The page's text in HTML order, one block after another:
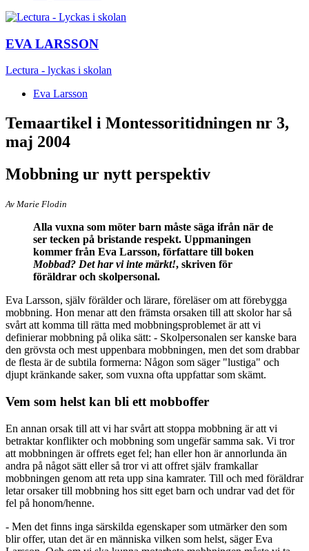
EVA LARSSON
Lectura - lyckas i skolan
Eva Larsson
Temaartikel i Montessoritidningen nr 3,
maj 2004
Mobbning ur nytt perspektiv
Av Marie Flodin
Alla vuxna som möter barn måste säga ifrån när de
ser tecken på bristande respekt. Uppmaningen
kommer från Eva Larsson, författare till boken
Mobbad? Det har vi inte märkt!, skriven för
föräldrar och skolpersonal.
Eva Larsson, själv förälder och lärare, föreläser om att förebygga
mobbning. Hon menar att den främsta orsaken till att skolor har så
svårt att komma till rätta med mobbningsproblemet är att vi
definierar mobbning på olika sätt: - Skolpersonalen ser kanske bara
den grövsta och mest uppenbara mobbningen, men det som drabbar
de flesta är de subtila formerna: Någon som säger "lustiga" och
djupt kränkande saker, som vuxna ofta uppfattar som skämt.
Vem som helst kan bli ett mobboffer
En annan orsak till att vi har svårt att stoppa mobbning är att vi
betraktar konflikter och mobbning som ungefär samma sak. Vi tror
att mobbningen är offrets eget fel; han eller hon är annorlunda än
andra på något sätt eller så tror vi att offret själv framkallar
mobbningen genom att reta upp sina kamrater. Till och med föräldrar
letar orsaker till mobbning hos sitt eget barn och undrar vad det för
fel på honom/henne.
- Men det finns inga särskilda egenskaper som utmärker den som
blir offer, utan det är en människa vilken som helst, säger Eva